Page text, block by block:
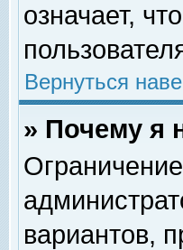
означает,
Вернуться
» Почему я
вариантов,